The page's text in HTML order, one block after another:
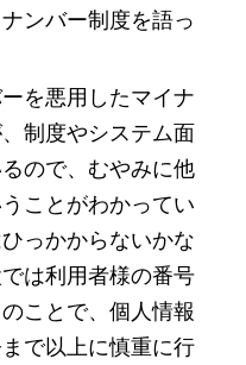
ンバー制度を語っ
を悪用したマイナ
制度やシステム面
ので、むやみに他
ことがわかってい
っかからないかな
は利用者様の番号
ことで、個人情報
で以上に慎重に行